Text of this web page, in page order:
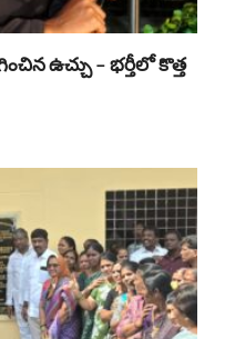
ఉచ్చు – భర్తీలో కొత్త